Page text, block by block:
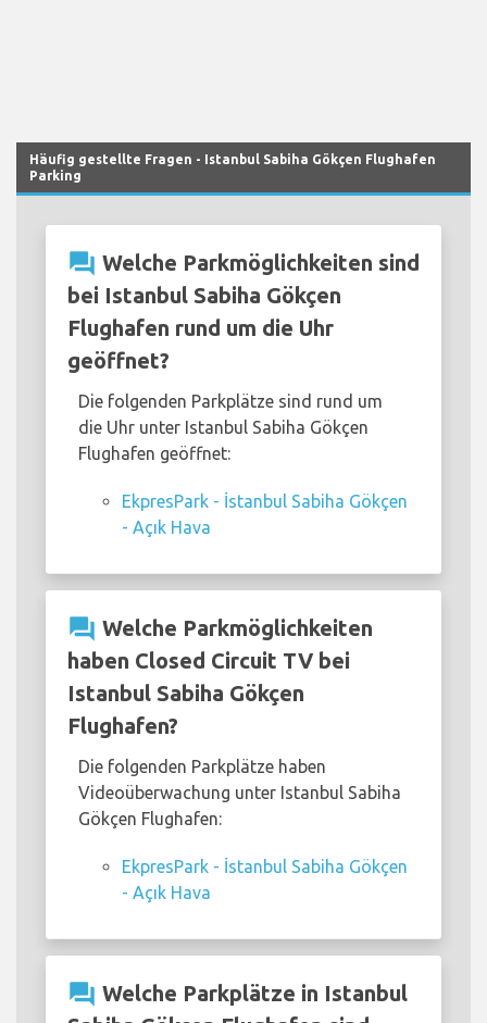
Häufig gestellte Fragen - Istanbul Sabiha Gökçen Flughafen
Parking
question_answer Welche Parkmöglichkeiten sind
bei Istanbul Sabiha Gökçen
Flughafen rund um die Uhr
geöffnet?
Die folgenden Parkplätze sind rund um
die Uhr unter Istanbul Sabiha Gökçen
Flughafen geöffnet:
EkpresPark - İstanbul Sabiha Gökçen
- Açık Hava
question_answer Welche Parkmöglichkeiten
haben Closed Circuit TV bei
Istanbul Sabiha Gökçen
Flughafen?
Die folgenden Parkplätze haben
Videoüberwachung unter Istanbul Sabiha
Gökçen Flughafen:
EkpresPark - İstanbul Sabiha Gökçen
- Açık Hava
question_answer Welche Parkplätze in Istanbul